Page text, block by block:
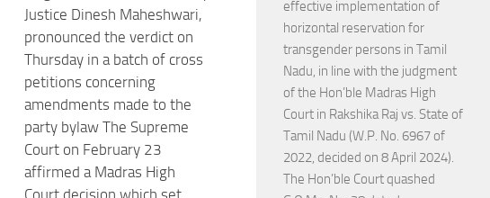
Justice Dinesh Maheshwari,
pronounced the verdict on
Thursday in a batch of cross
petitions concerning
amendments made to the
party bylaw The Supreme
Court on February 23
affirmed a Madras High
Court decision which set
effective implementation of
horizontal reservation for
transgender persons in Tamil
Nadu, in line with the judgment
of the Hon’ble Madras High
Court in Rakshika Raj vs. State of
Tamil Nadu (W.P. No. 6967 of
2022, decided on 8 April 2024).
The Hon’ble Court quashed